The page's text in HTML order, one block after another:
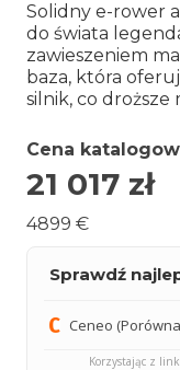
Solidny e-rower
do świata
zawieszeniem
baza, która
silnik, co droższe
Cena
21 017 zł
4899 €
Sprawdź
Ceneo
Korzystając z